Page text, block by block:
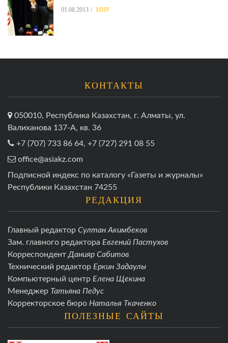
01.08.2013 МИР
КОНТАКТЫ
050010, Республика Казахстан, г. Алматы, ул.
Валиханова 137-А, кв. 36
+7 (707) 733 86 64, +7 (727) 291 08 55
office@asiakz.com
Подписной индекс по каталогу «Газеты и журналы»
Республики Казахстан 74255
РЕДАКЦИЯ
Главный редактор Султан Акимбеков
Зам. главного редактора Евгений Пастухов
Корреспондент Данияр Сабитов
Технический редактор Еркин Задаулы
Компьютерный центр Елена Щекина
Менеджер Татьяна Педус
Корректорское бюро Наталья Ткаченко
ПОЛЕЗНЫЕ САЙТЫ